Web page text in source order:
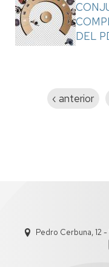
DEL
Página
‹ anterior
Pedro Cerbuna, 12